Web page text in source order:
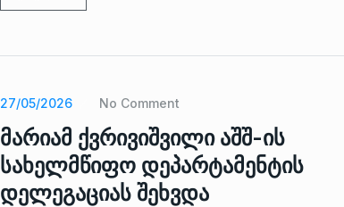
27/05/2026 No Comment
მარიამ ქვრივიშვილი აშშ-ის
სახელმწიფო დეპარტამენტის
დელეგაციას შეხვდა